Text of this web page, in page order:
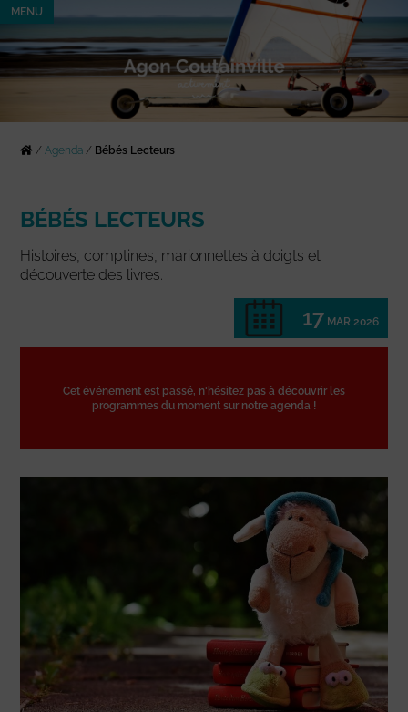
MENU
/Agenda / Bébés Lecteurs
BÉBÉS LECTEURS
Histoires, comptines, marionnettes à doigts et
découverte des livres.
17 MAR 2026
Cet événement est passé, n'hésitez pas à découvrir les
programmes du moment sur notre agenda !